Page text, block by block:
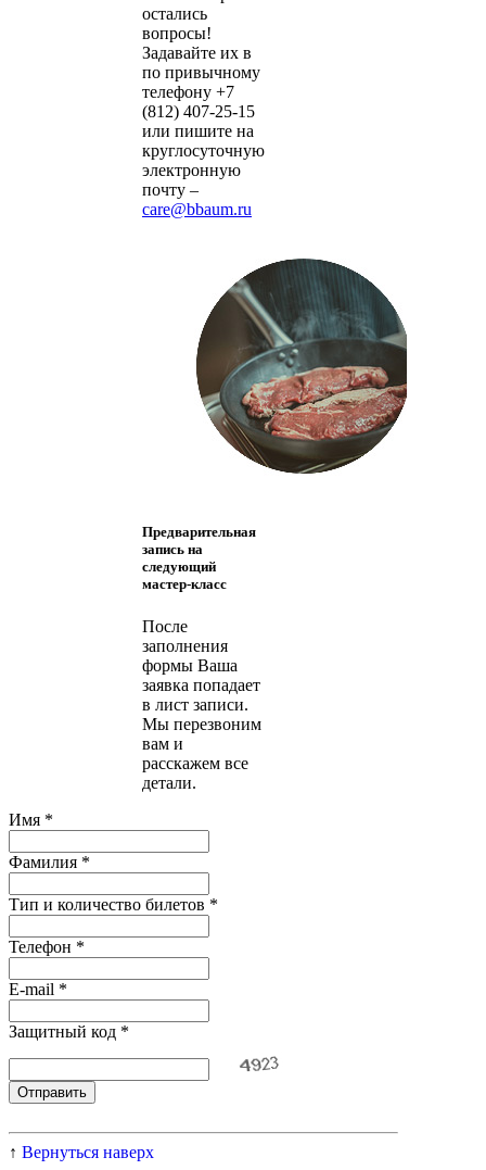
остались
вопросы!
Задавайте их в
по привычному
телефону +7
(812) 407-25-15
или пишите на
круглосуточную
электронную
почту –
care@bbaum.ru
Предварительная
запись на
следующий
мастер-класс
После
заполнения
формы Ваша
заявка попадает
в лист записи.
Мы перезвоним
вам и
расскажем все
детали.
Имя *
Фамилия *
Тип и количество билетов *
Телефон *
E-mail *
Защитный код *
Отправить
↑ Вернуться наверх